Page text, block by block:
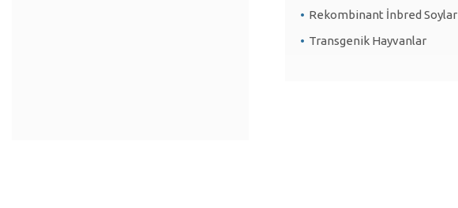
Rekombinant İnbred Soylar
Transgenik Hayvanlar